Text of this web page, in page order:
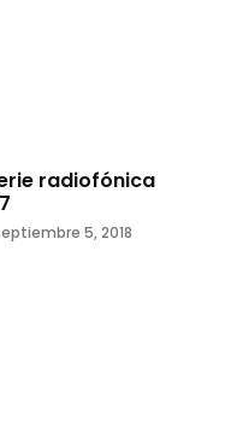
radiofónica
5, 2018